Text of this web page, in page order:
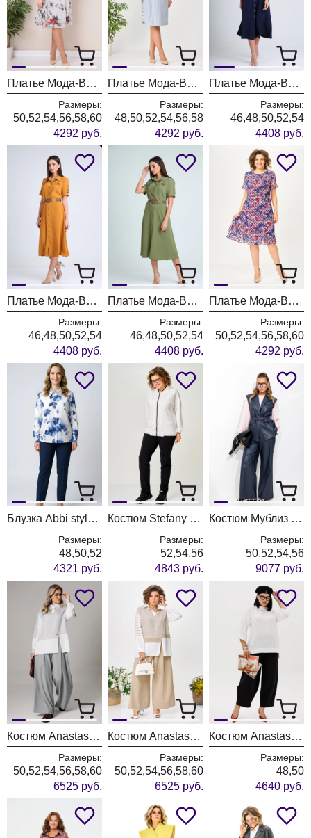
Платье Мода-Версаль 2383 молоко
Размеры:
50,52,54,56,58,60
4292 руб.
Платье Мода-Версаль 2393 синий полоска
Размеры:
48,50,52,54,56,58
4292 руб.
Платье Мода-Версаль 2298/темно-синий
Размеры:
46,48,50,52,54
4408 руб.
Платье Мода-Версаль 2298/горчица
Размеры:
46,48,50,52,54
4408 руб.
Платье Мода-Версаль 2298/хаки
Размеры:
46,48,50,52,54
4408 руб.
Платье Мода-Версаль 2383 индиго
Размеры:
50,52,54,56,58,60
4292 руб.
Блузка Abbi style 4075 синяя акварель
Размеры:
48,50,52
4321 руб.
Костюм Stefany 2066-2 бело-черный
Размеры:
52,54,56
4843 руб.
Костюм Мублиз 335 синий
Размеры:
50,52,54,56
9077 руб.
Костюм Anastasia 1242-1 французский серый
Размеры:
50,52,54,56,58,60
6525 руб.
Костюм Anastasia 1242-1 молочно-бежевый
Размеры:
50,52,54,56,58,60
6525 руб.
Костюм Anastasia 1300 черный+молочный
Размеры:
48,50
4640 руб.